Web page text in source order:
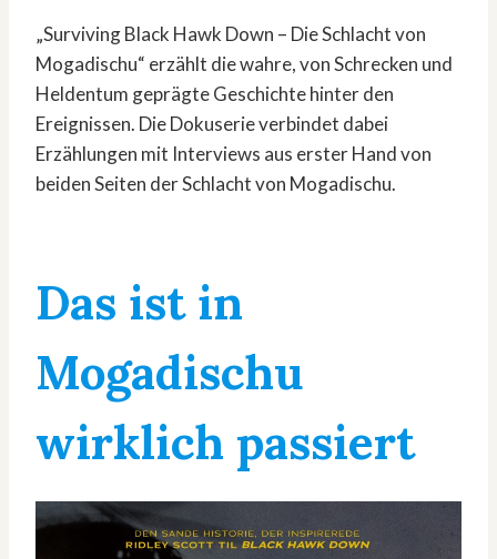
„Surviving Black Hawk Down – Die Schlacht von
Mogadischu“ erzählt die wahre, von Schrecken und
Heldentum geprägte Geschichte hinter den
Ereignissen. Die Dokuserie verbindet dabei
Erzählungen mit Interviews aus erster Hand von
beiden Seiten der Schlacht von Mogadischu.
Das ist in
Mogadischu
wirklich passiert